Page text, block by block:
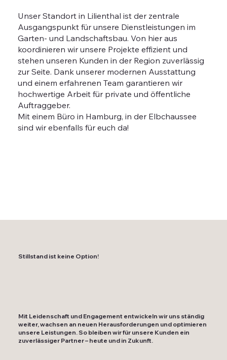
Unser Standort in Lilienthal ist der zentrale
Ausgangspunkt für unsere Dienstleistungen im
Garten- und Landschaftsbau. Von hier aus
koordinieren wir unsere Projekte effizient und
stehen unseren Kunden in der Region zuverlässig
zur Seite. Dank unserer modernen Ausstattung
und einem erfahrenen Team garantieren wir
hochwertige Arbeit für private und öffentliche
Auftraggeber.
Mit einem Büro in Hamburg, in der Elbchaussee
sind wir ebenfalls für euch da!
Stillstand ist keine Option!
Mit Leidenschaft und Engagement entwickeln wir uns ständig
weiter, wachsen an neuen Herausforderungen und optimieren
unsere Leistungen. So bleiben wir für unsere Kunden ein
zuverlässiger Partner – heute und in Zukunft.